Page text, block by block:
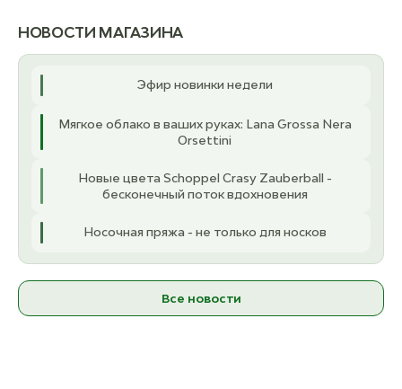
6.50 мм
2 210 ₽
ост. 2
9.00 мм
2 330 ₽
ост. 3
НОВОСТИ МАГАЗИНА
Эфир новинки недели
Мягкое облако в ваших руках: Lana Grossa Nera
Orsettini
Новые цвета Schoppel Crasy Zauberball -
бесконечный поток вдохновения
Носочная пряжа - не только для носков
Все новости